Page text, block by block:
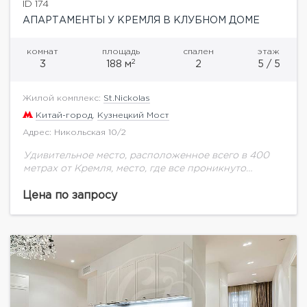
ID 174
АПАРТАМЕНТЫ У КРЕМЛЯ В КЛУБНОМ ДОМЕ
комнат
3
площадь
188 м2
спален
2
этаж
5 / 5
Жилой комплекс: St.Nickolas
Китай-город Кузнецкий Мост
Адрес: Никольская 10/2
Удивительное место, расположенное всего в 400
метрах от Кремля, место, где все проникнуто
респектабельно и изысканно. Все это относится к...
Цена по запросу